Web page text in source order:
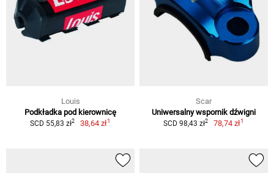
Louis
Podkładka pod kierownicę
SCD 55,83 zł2 38,64 zł1
Scar
Uniwersalny wspornik dźwigni
SCD 98,43 zł2 78,74 zł1